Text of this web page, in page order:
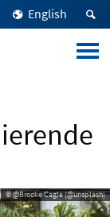
English
© @Brooke Cagle (@unsplash)